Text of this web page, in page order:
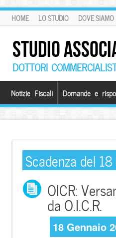
HOME LO STUDIO DOVE SIAMO
STUDIO
DOTTORI
Notizie Fiscali Domande e
Scadenza del
OICR:
da O.I.C.R.
18 Gennaio